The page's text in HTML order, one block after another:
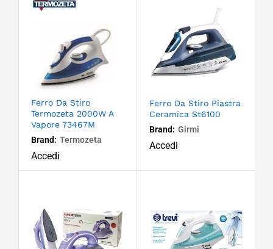
Ferro Da Stiro
Termozeta 2000W A
Vapore 73467M
Brand: Termozeta
Accedi
Ferro Da Stiro Piastra
Ceramica St6100
Brand: Girmi
Accedi